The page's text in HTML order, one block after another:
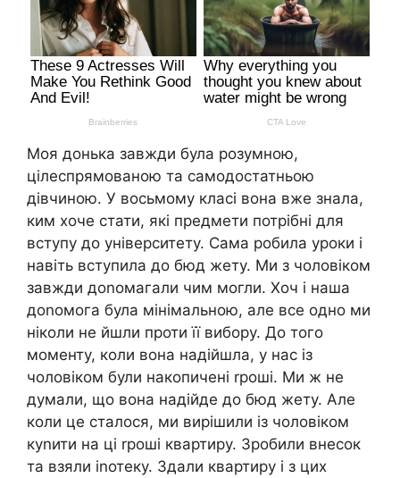
Моя донька завжди була розумною,
цілеспрямованою та самодостатньою
дівчиною. У восьмому класі вона вже знала,
ким хоче стати, які предмети потрібні для
вступу до університету. Сама робила уроки і
навіть вступила до бюд жету. Ми з чоловіком
завжди доnомагали чим могли. Хоч і наша
доnомога була мінімальною, але все одно ми
ніколи не йшли проти її вибору. До того
моменту, коли вона надійшла, у нас із
чоловіком були накопичені rроші. Ми ж не
думали, що вона надійде до бюд жету. Але
коли це сталося, ми вирішили із чоловіком
куnити на ці rроші квартиру. Зробили внесок
та взяли іnотеку. Здали квартиру і з цих